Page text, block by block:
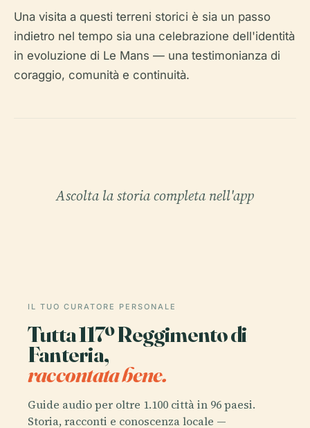
Una visita a questi terreni storici è sia un passo
indietro nel tempo sia una celebrazione dell'identità
in evoluzione di Le Mans — una testimonianza di
coraggio, comunità e continuità.
Ascolta la storia completa nell'app
IL TUO CURATORE PERSONALE
Tutta 117º Reggimento di
Fanteria,
raccontata bene.
Guide audio per oltre 1.100 città in 96 paesi.
Storia, racconti e conoscenza locale —